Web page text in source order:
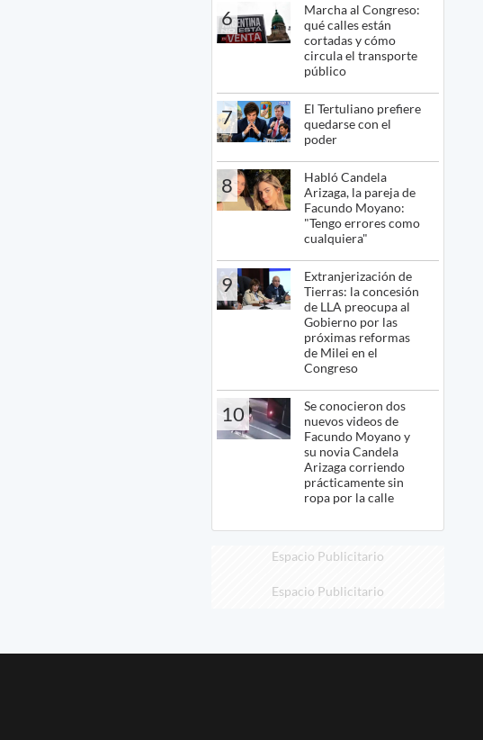
6
Marcha al Congreso:
qué calles están
cortadas y cómo
circula el transporte
público
7
El Tertuliano prefiere
quedarse con el
poder
8
Habló Candela
Arizaga, la pareja de
Facundo Moyano:
"Tengo errores como
cualquiera"
9
Extranjerización de
Tierras: la concesión
de LLA preocupa al
Gobierno por las
próximas reformas
de Milei en el
Congreso
10
Se conocieron dos
nuevos videos de
Facundo Moyano y
su novia Candela
Arizaga corriendo
prácticamente sin
ropa por la calle
Espacio Publicitario
Espacio Publicitario